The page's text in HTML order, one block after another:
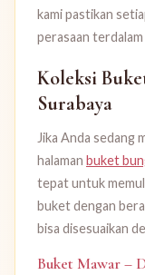
kami pastikan
perasaan
Koleksi
Surabaya
Jika Anda sedang
halaman buket
tepat untuk
buket dengan
bisa disesuaikan
Buket Mawar –